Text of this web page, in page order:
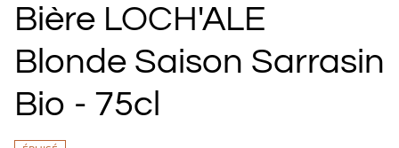
Bière LOCH'ALE
Blonde Saison Sarrasin
Bio - 75cl